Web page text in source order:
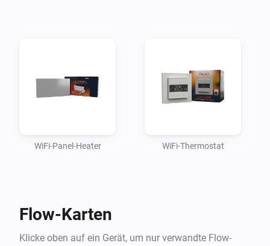
WiFi-Panel-Heater WiFi-Thermostat
Flow-Karten
Klicke oben auf ein Gerät, um nur verwandte Flow-